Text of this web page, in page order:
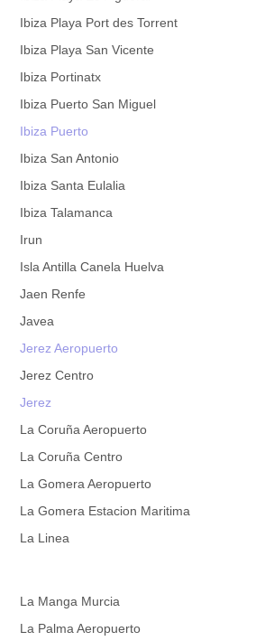
Ibiza Playa Port des Torrent
Ibiza Playa San Vicente
Ibiza Portinatx
Ibiza Puerto San Miguel
Ibiza Puerto
Ibiza San Antonio
Ibiza Santa Eulalia
Ibiza Talamanca
Irun
Isla Antilla Canela Huelva
Jaen Renfe
Javea
Jerez Aeropuerto
Jerez Centro
Jerez
La Coruña Aeropuerto
La Coruña Centro
La Gomera Aeropuerto
La Gomera Estacion Maritima
La Linea
La Manga Murcia
La Palma Aeropuerto